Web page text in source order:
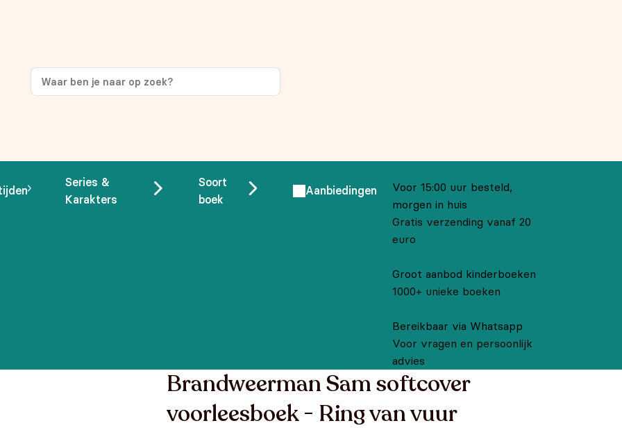
Series &
Karakters
Soort
boek
Aanbiedingen
Voor 15:00 uur besteld,
morgen in huis
Gratis verzending vanaf 20
euro
Groot aanbod kinderboeken
1000+ unieke boeken
Bereikbaar via Whatsapp
Voor vragen en persoonlijk
advies
Brandweerman Sam softcover
voorleesboek - Ring van vuur
op je eerste aankoop!